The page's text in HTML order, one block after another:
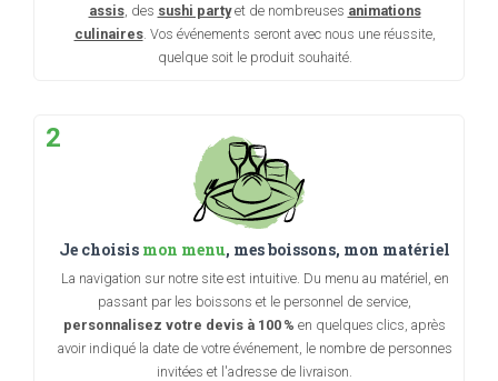
assis, des sushi partyet de nombreuses animations
culinaires. Vos événements seront avec nous une réussite,
quelque soit le produit souhaité.
2
Je choisis mon menu, mes boissons, mon matériel
La navigation sur notre site est intuitive. Du menu au matériel, en
passant par les boissons et le personnel de service,
personnalisez votre devis à 100 % en quelques clics, après
avoir indiqué la date de votre événement, le nombre de personnes
invitées et l'adresse de livraison.